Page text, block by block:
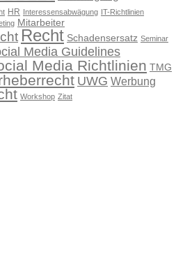
HR Interessensabwägung IT-Richtlinien
Mitarbeiter
Recht Schadensersatz Seminar
Media Guidelines
Media Richtlinien TMG
UWG Werbung
Workshop Zitat